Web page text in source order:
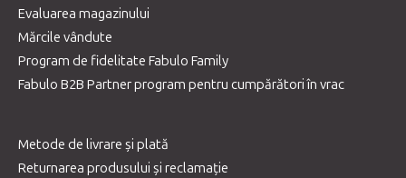
Evaluarea magazinului
Mărcile vândute
Program de fidelitate Fabulo Family
Fabulo B2B Partner program pentru cumpărători în vrac
Metode de livrare și plată
Returnarea produsului și reclamație